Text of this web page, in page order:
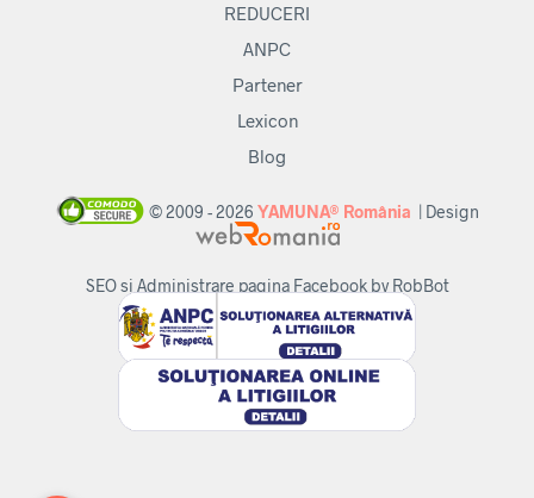
REDUCERI
ANPC
Partener
Lexicon
Blog
© 2009 - 2026 YAMUNA® România | Design
SEO si Administrare pagina Facebook by RobBot